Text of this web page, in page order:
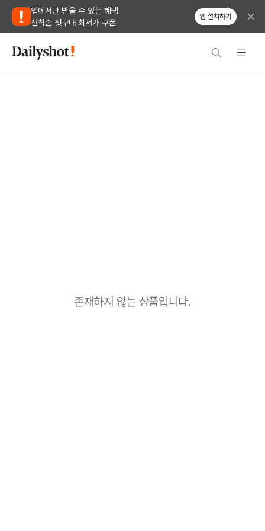
앱에서만 받을 수 있는 혜택
선착순 첫구매 최저가 쿠폰
앱 설치하기
존재하지 않는 상품입니다.